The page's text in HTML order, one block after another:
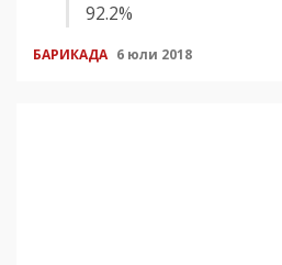
92.2%
БАРИКАДА 6 юли 2018